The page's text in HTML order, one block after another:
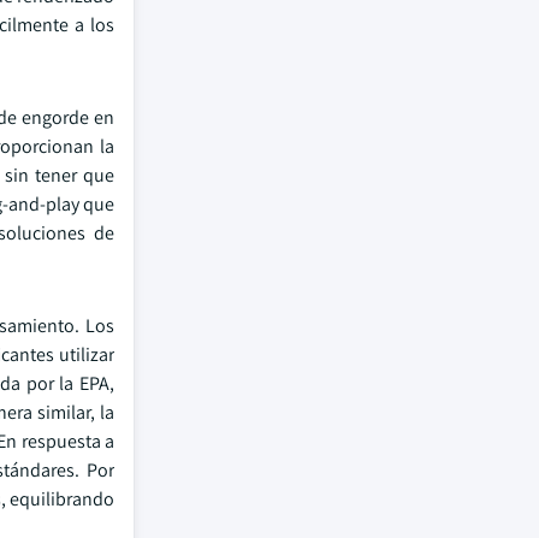
a los
engorde en
la
tener que
and-play que
de
Los
utilizar
por la EPA,
similar, la
respuesta a
Por
equilibrando